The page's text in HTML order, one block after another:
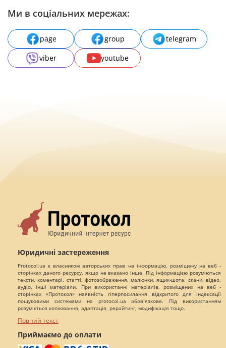
Ми в соціальних мережах:
page group
telegram
viber
youtube
Юридичні застереження
Protocol.ua є власником авторських прав на інформацію, розміщену на веб -
сторінках даного ресурсу, якщо не вказано інше. Під інформацією розуміються
тексти, коментарі, статті, фотозображення, малюнки, ящик-шота, скани, відео,
аудіо, інші матеріали. При використанні матеріалів, розміщених на веб -
сторінках «Протокол» наявність гіперпосилання відкритого для індексації
пошуковими системами на protocol.ua обов`язкове. Під використанням
розуміється копіювання, адаптація, рерайтинг, модифікація тощо.
Повний текст
Приймаємо до оплати